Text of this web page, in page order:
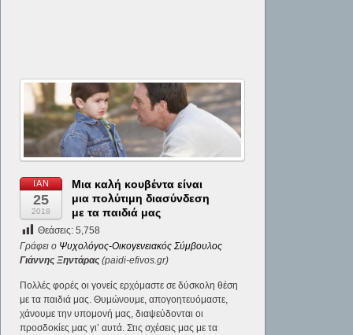
ΙΑΝ
25
2018
Μια καλή κουβέντα είναι
μια πολύτιμη διασύνδεση
με τα παιδιά μας
Θεάσεις: 5,758
Γράφει ο Ψυχολόγος-Οικογενειακός Σύμβουλος
Γιάννης Ξηντάρας (paidi-efivos.gr)
Πολλές φορές οι γονείς ερχόμαστε σε δύσκολη θέση
με τα παιδιά μας. Θυμώνουμε, απογοητευόμαστε,
χάνουμε την υπομονή μας, διαψεύδονται οι
προσδοκίες μας γι’ αυτά. Στις σχέσεις μας με τα